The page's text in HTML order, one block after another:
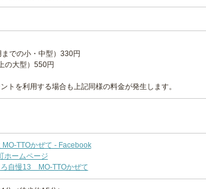
での小・中型）330円
の大型）550円
トを利用する場合も上記同様の料金が発生します。
TTOかぜて - Facebook
ホームページ
自慢13 MO-TTOかぜて